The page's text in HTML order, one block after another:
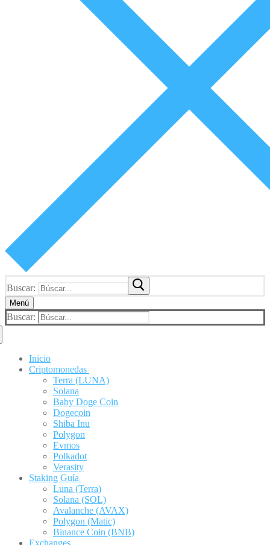
Buscar:
Menú
Buscar:
Inicio
Criptomonedas
Terra (LUNA)
Solana
Baby Doge Coin
Dogecoin
Shiba Inu
Polygon
Evmos
Polkadot
Verasity
Staking Guía
Luna (Terra)
Solana (SOL)
Avalanche (AVAX)
Polygon (Matic)
Binance Coin (BNB)
Exchanges